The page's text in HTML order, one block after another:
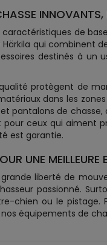
caractéristiques de
qui combinent
destinés à un
protègent de
dans les
pantalons de
ceux qui aiment
est garantie.
UNE MEILLEURE
liberté de
passionné.
chien ou le pistage.
équipements de